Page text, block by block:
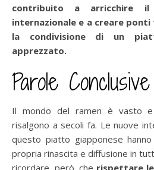
contribuito a arricchire il
internazionale e a creare
la condivisione di un
apprezzato.
Parole Conclusive
Il mondo del ramen è vasto
risalgono a secoli fa. Le nuove
questo piatto giapponese
propria rinascita e diffusione in
ricordare, però, che rispettare